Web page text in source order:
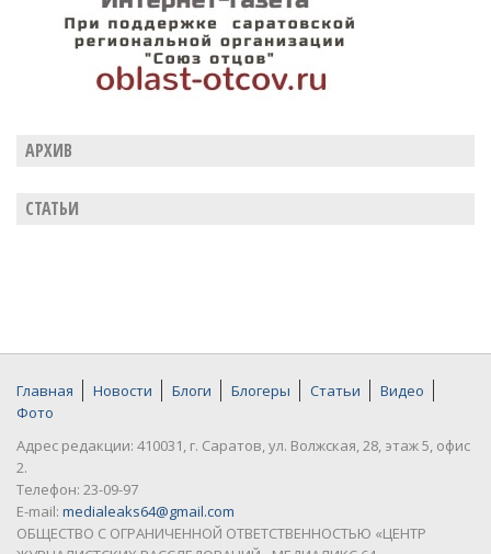
АРХИВ
СТАТЬИ
Главная Новости Блоги Блогеры Статьи
Видео
Фото
Адрес редакции: 410031, г. Саратов, ул. Волжская, 28, этаж 5, офис
2.
Телефон: 23-09-97
E-mail: medialeaks64@gmail.com
ОБЩЕСТВО С ОГРАНИЧЕННОЙ ОТВЕТСТВЕННОСТЬЮ «ЦЕНТР